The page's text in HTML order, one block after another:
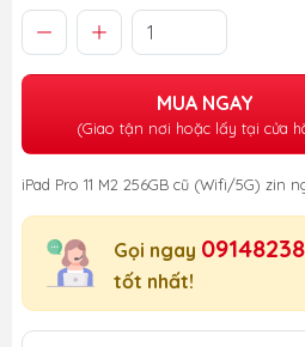
MUA NGAY
(Giao tận nơi hoặc lấy tại cửa
iPad Pro 11 M2 256GB cũ (Wifi/5G) zin
Gọi ngay
tốt nhất!